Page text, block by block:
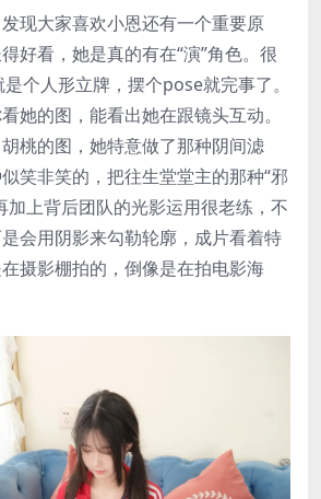
现大家喜欢小恩还有一个重要原
好看，她是真的有在“演”角色。很
个人形立牌，摆个pose就完事了。
她的图，能看出她在跟镜头互动。
桃的图，她特意做了那种阴间滤
笑非笑的，把往生堂堂主的那种“邪
加上背后团队的光影运用很老练，不
会用阴影来勾勒轮廓，成片看着特
摄影棚拍的，倒像是在拍电影海